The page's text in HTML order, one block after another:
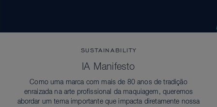
SUSTAINABILITY
IA Manifesto
Como uma marca com mais de 80 anos de tradição
enraizada na arte profissional da maquiagem, queremos
abordar um tema importante que impacta diretamente nossa